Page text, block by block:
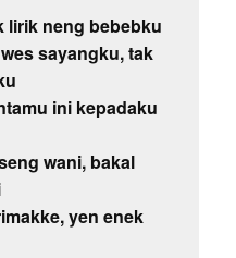
lirik neng bebebku
sayangku, tak
ini kepadaku
wani, bakal
yen enek